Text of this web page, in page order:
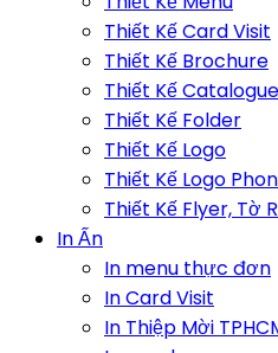
Thiết Kế Card Visit
Thiết Kế Brochure
Thiết Kế Catalogue
Thiết Kế Folder
Thiết Kế Logo
Thiết Kế Logo
Thiết Kế Flyer, Tờ
In Ấn
In menu thực đơn
In Card Visit
In Thiệp Mời